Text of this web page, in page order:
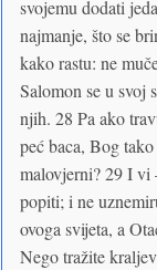
svojemu dodati
najmanje, što se
kako rastu: ne
Salomon se u svoj
njih. 28 Pa ako
peć baca, Bog
malovjerni? 29 I vi
popiti; i ne
ovoga svijeta, a
Nego tražite